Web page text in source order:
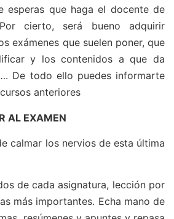
esperas que haga el docente de
cierto, será bueno adquirir
exámenes que suelen poner, que
y los contenidos a que da
De todo ello puedes informarte
anteriores
AL EXAMEN
calmar los nervios de esta última
de cada asignatura, lección por
más importantes. Echa mano de